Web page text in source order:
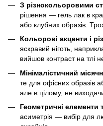
З різнокольоровими
рішення — гель лак в
або клубних образів.
Кольорові акценти і
яскравий ніготь,
вийшов контраст на тлі
Мінімалістичний
те для офісних образів
але в цілому, не
Геометричні елементи
асиметрія — вибір для